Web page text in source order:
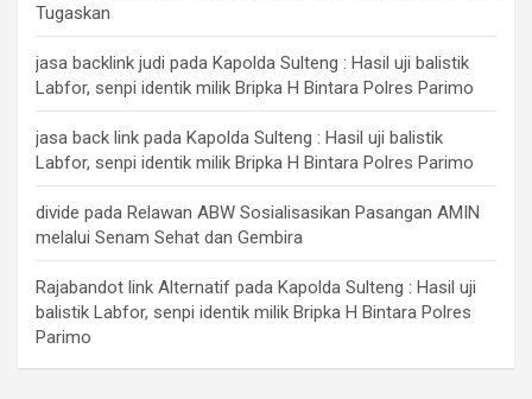
Tugaskan
jasa backlink judi pada Kapolda Sulteng : Hasil uji balistik
Labfor, senpi identik milik Bripka H Bintara Polres Parimo
jasa back link pada Kapolda Sulteng : Hasil uji balistik
Labfor, senpi identik milik Bripka H Bintara Polres Parimo
divide pada Relawan ABW Sosialisasikan Pasangan AMIN
melalui Senam Sehat dan Gembira
Rajabandot link Alternatif pada Kapolda Sulteng : Hasil uji
balistik Labfor, senpi identik milik Bripka H Bintara Polres
Parimo